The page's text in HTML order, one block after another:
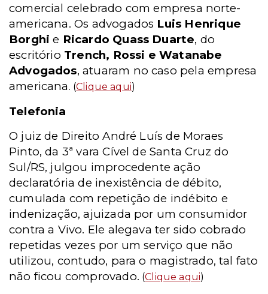
comercial celebrado com empresa norte-
americana. Os advogados Luis Henrique
Borghie Ricardo Quass Duarte, do
escritório Trench, Rossi e Watanabe
Advogados, atuaram no caso pela empresa
americana . (Clique aqui)
Telefonia
O juiz de Direito André Luís de Moraes
Pinto, da 3ª vara Cível de Santa Cruz do
Sul/RS, julgou improcedente ação
declaratória de inexistência de débito,
cumulada com repetição de indébito e
indenização, ajuizada por um consumidor
contra a Vivo. Ele alegava ter sido cobrado
repetidas vezes por um serviço que não
utilizou, contudo, para o magistrado, tal fato
não ficou comprovado. (Clique aqui)